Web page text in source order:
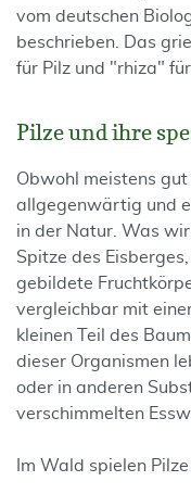
vom deutschen
beschrieben. Das
für Pilz und "rhiza"
Pilze und ihre
Obwohl meistens
allgegenwärtig und
in der Natur. Was
Spitze des
gebildete
vergleichbar mit
kleinen Teil des
dieser Organismen
oder in anderen
verschimmelten
Im Wald spielen